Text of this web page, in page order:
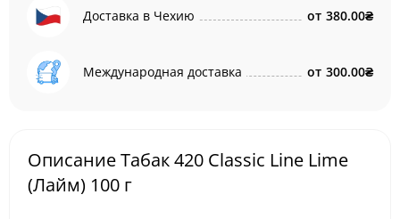
Доставка в Чехию от 380.00₴
Международная доставка от 300.00₴
Описание Табак 420 Classic Line Lime
(Лайм) 100 г